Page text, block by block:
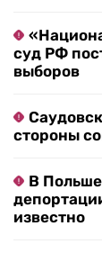
суд РФ
выборов
стороны
В
известно